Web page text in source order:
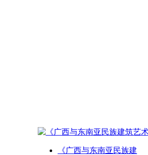
《广西与东南亚民族建